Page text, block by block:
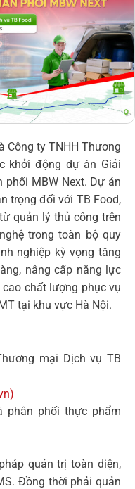
Công ty TNHH Thương
khởi động dự án Giải
phối MBW Next. Dự án
trọng đối với TB Food,
quản lý thủ công trên
trong toàn bộ quy
nghiệp kỳ vọng tăng
nâng cấp năng lực
chất lượng phục vụ
tại khu vực Hà Nội.
mại Dịch vụ TB
phân phối thực phẩm
quản trị toàn diện,
Đồng thời phải quản